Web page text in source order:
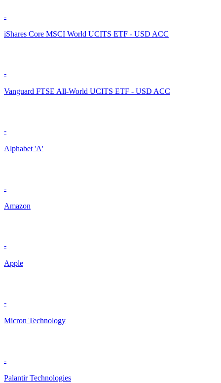
-
iShares Core MSCI World UCITS ETF - USD ACC
-
Vanguard FTSE All-World UCITS ETF - USD ACC
-
Alphabet 'A'
-
Amazon
-
Apple
-
Micron Technology
-
Palantir Technologies